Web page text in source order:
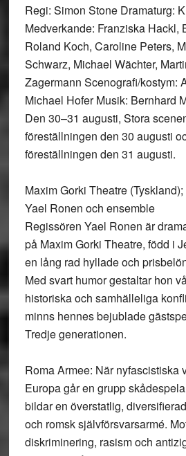
Regi: Simon Stone Dramaturg:
Medverkande: Franziska Hackl,
Roland Koch, Caroline Peters,
Schwarz, Michael Wächter,
Zagermann Scenografi/kostym:
Michael Hofer Musik: Bernhard
Den 30–31 augusti, Stora
föreställningen den 30 augusti
föreställningen den 31 augusti.
Maxim Gorki Theatre
Yael Ronen och ensemble
Regissören Yael Ronen är
på Maxim Gorki Theatre, född i
en lång rad hyllade och
Med svart humor gestaltar hon
historiska och samhälleliga
minns hennes bejublade
Tredje generationen.
Roma Armee: När nyfascistiska
Europa går en grupp
bildar en överstatlig,
och romsk självförsvarsarmé.
diskriminering, rasism och